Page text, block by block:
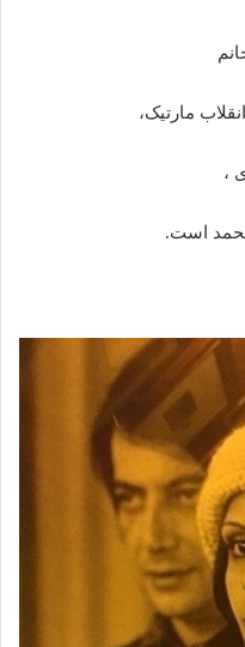
مارتیک،
،
است.